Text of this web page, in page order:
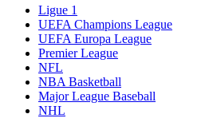
Ligue 1
UEFA Champions League
UEFA Europa League
Premier League
NFL
NBA Basketball
Major League Baseball
NHL